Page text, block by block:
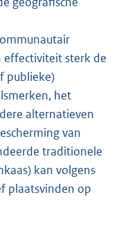
effectiviteit sterk de
publieke)
het
alternatieven
van
traditionele
kan volgens
plaatsvinden op